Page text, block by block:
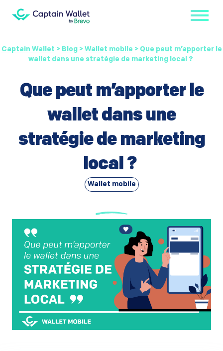
Captain Wallet > Blog> Wallet mobile > Que peut m’apporter le
wallet dans une stratégie de marketing local ?
Que peut m’apporter le
wallet dans une
stratégie de marketing
local ?
Wallet mobile